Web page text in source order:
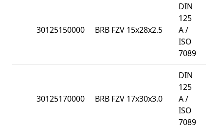
30125150000 BRB FZV 15x28x2.5
DIN
125
A /
ISO
7089
30125170000 BRB FZV 17x30x3.0
DIN
125
A /
ISO
7089